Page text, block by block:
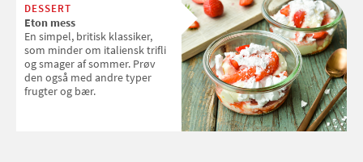
DESSERT
Eton mess
En simpel, britisk klassiker,
som minder om italiensk trifli
og smager af sommer. Prøv
den også med andre typer
frugter og bær.